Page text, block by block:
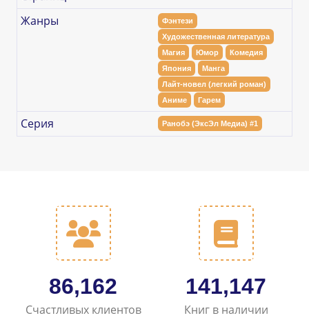
Жанры
Фэнтези
Художественная литература
Магия
Юмор
Комедия
Япония
Манга
Лайт-новел (легкий роман)
Аниме
Гарем
Серия Ранобэ (ЭксЭл Медиа) #1
101,147
Счастливых клиентов
165,694
Книг в наличии